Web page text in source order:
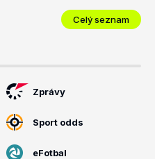
Celý seznam
Zprávy
Sport odds
eFotbal